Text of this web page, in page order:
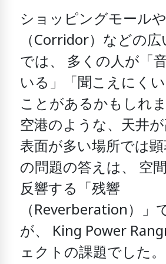
ショッピングモール
（Corridor）などの
では、
多くの人が「
いる」「聞こえにく
ことがあるかもしれ
空港のような、 天井
表面が多い場所では顕
の問題の答えは、
空
反響する「残響
（Reverberation）」
が、
King Power
ェクトの課題でした。